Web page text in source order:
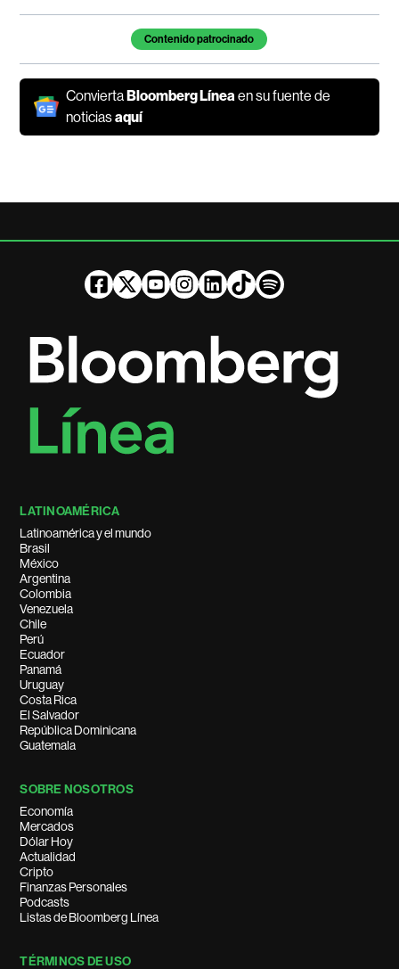
Temas de este artículoContenido patrocinado
ConviertaBloomberg Línea en su fuente de
noticiasaquí
LATINOAMÉRICA
Latinoamérica y el mundo
Brasil
México
Argentina
Colombia
Venezuela
Chile
Perú
Ecuador
Panamá
Uruguay
Costa Rica
El Salvador
República Dominicana
Guatemala
SOBRE NOSOTROS
Economía
Mercados
Dólar Hoy
Actualidad
Cripto
Finanzas Personales
Podcasts
Listas de Bloomberg Línea
TÉRMINOS DE USO